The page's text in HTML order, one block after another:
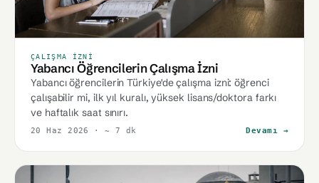
ÇALIŞMA İZNI
Yabancı Öğrencilerin Çalışma İzni
Yabancı öğrencilerin Türkiye'de çalışma izni: öğrenci
çalışabilir mi, ilk yıl kuralı, yüksek lisans/doktora farkı
ve haftalık saat sınırı.
20 Haz 2026 · ~ 7 dk Devamı →